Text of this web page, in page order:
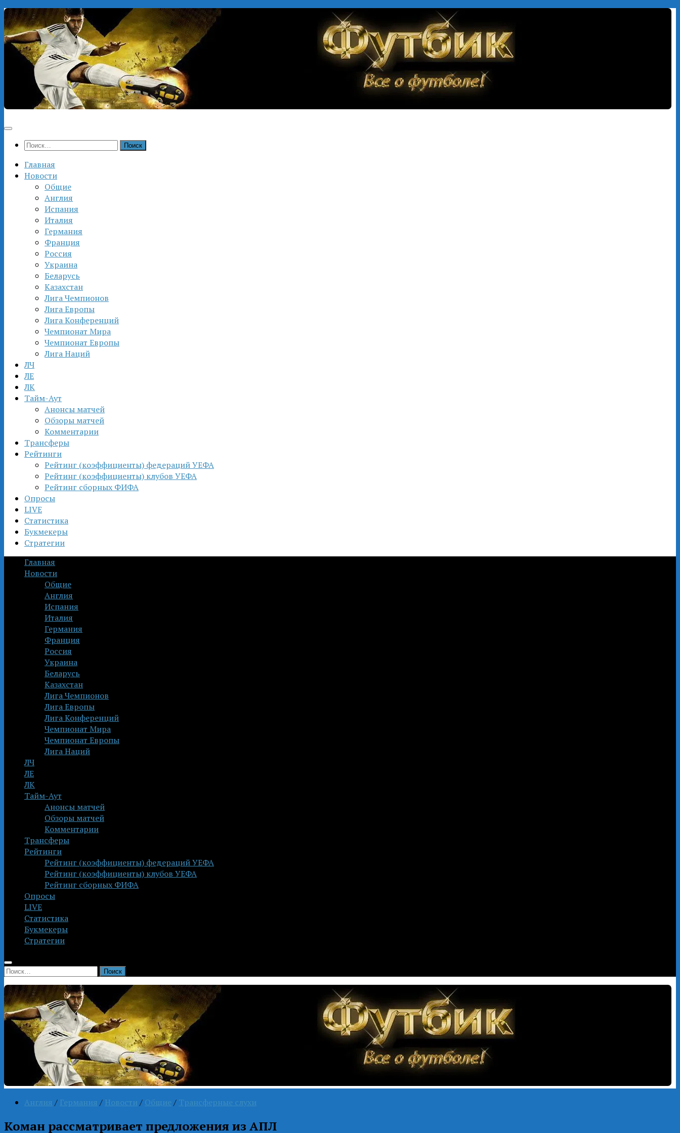
Перейти
к
содержимому
Найти:
Главная
Новости
Общие
Англия
Испания
Италия
Германия
Франция
Россия
Украина
Беларусь
Казахстан
Лига Чемпионов
Лига Европы
Лига Конференций
Чемпионат Мира
Чемпионат Европы
Лига Наций
ЛЧ
ЛЕ
ЛК
Тайм-Аут
Анонсы матчей
Обзоры матчей
Комментарии
Трансферы
Рейтинги
Рейтинг (коэффициенты) федераций УЕФА
Рейтинг (коэффициенты) клубов УЕФА
Рейтинг сборных ФИФА
Опросы
LIVE
Статистика
Букмекеры
Стратегии
Главная
Новости
Общие
Англия
Испания
Италия
Германия
Франция
Россия
Украина
Беларусь
Казахстан
Лига Чемпионов
Лига Европы
Лига Конференций
Чемпионат Мира
Чемпионат Европы
Лига Наций
ЛЧ
ЛЕ
ЛК
Тайм-Аут
Анонсы матчей
Обзоры матчей
Комментарии
Трансферы
Рейтинги
Рейтинг (коэффициенты) федераций УЕФА
Рейтинг (коэффициенты) клубов УЕФА
Рейтинг сборных ФИФА
Опросы
LIVE
Статистика
Букмекеры
Стратегии
Найти:
Англия / Германия / Новости / Общие / Трансферные слухи
Коман рассматривает предложения из АПЛ